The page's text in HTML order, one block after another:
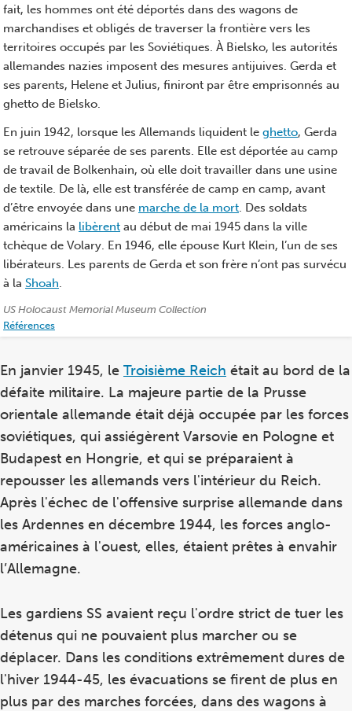
fait, les hommes ont été déportés dans des wagons de
marchandises et obligés de traverser la frontière vers les
territoires occupés par les Soviétiques. À Bielsko, les autorités
allemandes nazies imposent des mesures antijuives. Gerda et
ses parents, Helene et Julius, finiront par être emprisonnés au
ghetto de Bielsko.
En juin 1942, lorsque les Allemands liquident le ghetto, Gerda
se retrouve séparée de ses parents. Elle est déportée au camp
de travail de Bolkenhain, où elle doit travailler dans une usine
de textile. De là, elle est transférée de camp en camp, avant
d’être envoyée dans une marche de la mort. Des soldats
américains la libèrent au début de mai 1945 dans la ville
tchèque de Volary. En 1946, elle épouse Kurt Klein, l’un de ses
libérateurs. Les parents de Gerda et son frère n’ont pas survécu
à la Shoah.
Crédits:
US Holocaust Memorial Museum Collection
Références
En janvier 1945, le Troisième Reich était au bord de la
défaite militaire. La majeure partie de la Prusse
orientale allemande était déjà occupée par les forces
soviétiques, qui assiégèrent Varsovie en Pologne et
Budapest en Hongrie, et qui se préparaient à
repousser les allemands vers l'intérieur du Reich.
Après l'échec de l'offensive surprise allemande dans
les Ardennes en décembre 1944, les forces anglo-
américaines à l'ouest, elles, étaient prêtes à envahir
l’Allemagne.
Les gardiens SS avaient reçu l'ordre strict de tuer les
détenus qui ne pouvaient plus marcher ou se
déplacer. Dans les conditions extrêmement dures de
l'hiver 1944-45, les évacuations se firent de plus en
plus par des marches forcées, dans des wagons à